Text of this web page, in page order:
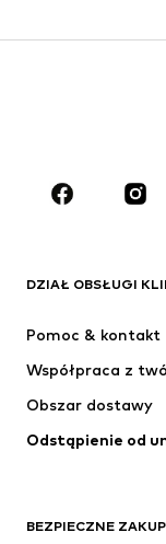
MARKI
Next
SUPERFIT
DZIAŁ OBSŁUGI
Pomoc & kontakt
Współpraca z
Obszar dostawy
Odstąpienie od
BEZPIECZNE